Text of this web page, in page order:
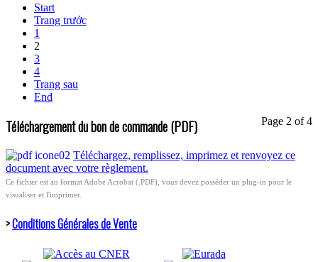
Start
Trang trước
1
2
3
4
Trang sau
End
Page 2 of 4
Téléchargement du bon de commande (PDF)
Téléchargez, remplissez, imprimez et renvoyez ce
document avec votre règlement.
Ce fichier est au format Adobe Acrobat (.PDF), vous devez posséder un plug-in pour le
visualiser et l'imprimer.
>Conditions Générales de Vente